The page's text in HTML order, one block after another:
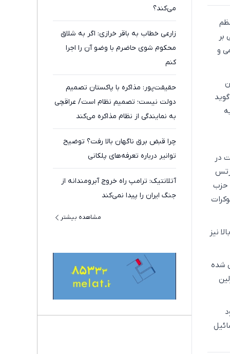
بر
و
در
حزب
نیز
شده
برلین
می‌کند؟
زارعی خطاب به باقر خرازی: اگر به شلاق
محکوم شوی حاضرم با وضو آن را اجرا
کنم
حقیقت‌پور: مذاکره با پاکستان تصمیم
دولت نیست؛ تصمیم نظام است/ عراقچی
به نمایندگی از نظام مذاکره می‌کند
چرا قبض برق ناگهان بالا رفت؟ توضیح
توانیر درباره تعرفه‌های پلکانی
آتلانتیک: ترامپ راه خروج آبرومندانه از
جنگ ایران را پیدا نمی‌کند
مشاهده بیشتر